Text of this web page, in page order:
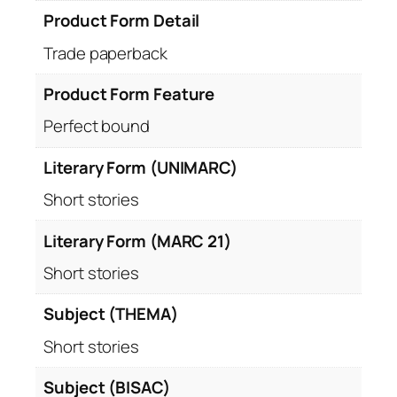
Product Form Detail
Trade paperback
Product Form Feature
Perfect bound
Literary Form (UNIMARC)
Short stories
Literary Form (MARC 21)
Short stories
Subject (THEMA)
Short stories
Subject (BISAC)